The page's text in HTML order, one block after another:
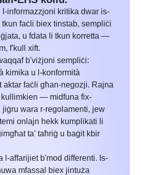
informazzjoni kritika dwar is-
faċli biex tinstab, sempliċi
u fdata li tkun korretta —
f'kull xift.
b'viżjoni sempliċi:
kimika u l-konformità
aktar faċli għan-negozji. Rajna
kullimkien — midfuna fix-
wara r-regolamenti, jew
onlajn hekk kumplikati li
ta' taħriġ u baġit kbir
l-affarijiet b'mod differenti. Is-
mfassal biex jintuża